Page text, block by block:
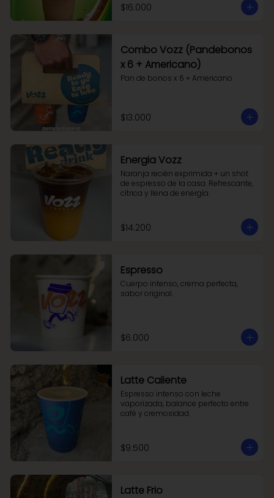
$16.000
Combo Vozz (Pandebonos
x 6 + Americano)
Pan de bonos x 6 + Americano
$13.000
Energia Vozz
Naranja recién exprimida + un shot
de espresso de la casa. Refrescante,
cítrica y llena de energía.
$14.200
Espresso
Cuerpo intenso, crema perfecta,
sabor original.
$6.000
Latte Caliente
Espresso intenso con leche
vaporizada, balance perfecto entre
café y cremosidad.
$9.500
Latte Frio